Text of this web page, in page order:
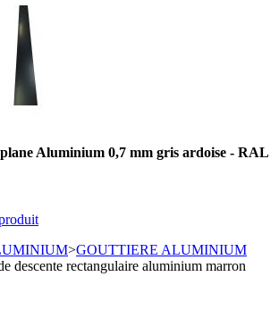
Aluminium 0,7 mm gris ardoise - RAL
>GOUTTIERE ALUMINIUM
descente rectangulaire aluminium marron